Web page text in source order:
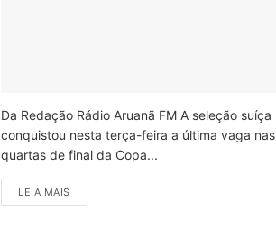
Da Redação Rádio Aruanã FM A seleção suíça
conquistou nesta terça-feira a última vaga nas
quartas de final da Copa...
LEIA MAIS